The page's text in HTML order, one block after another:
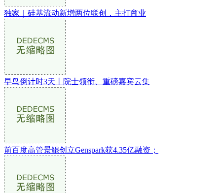
独家｜硅基流动新增两位联创，主打商业
早鸟倒计时3天丨院士领衔、重磅嘉宾云集
前百度高管景鲲创立Genspark获4.35亿融资；